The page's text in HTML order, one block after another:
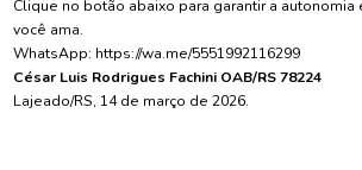
Clique no botão abaixo para garantir a
você ama.
WhatsApp: https://wa.me/5551992116299
César Luis Rodrigues Fachini OAB/RS 78224
Lajeado/RS, 14 de março de 2026.